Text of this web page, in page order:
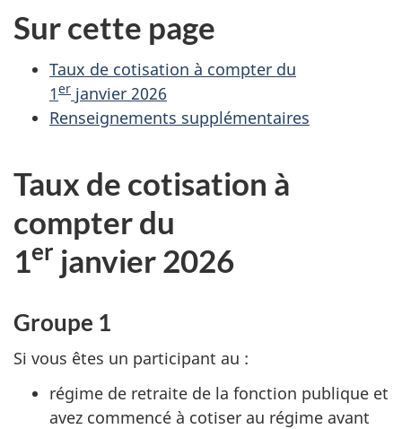
Sur cette page
Taux de cotisation à compter du
1er janvier 2026
Renseignements supplémentaires
Taux de cotisation à
compter du
1er janvier 2026
Groupe 1
Si vous êtes un participant au :
régime de retraite de la fonction publique et
avez commencé à cotiser au régime avant